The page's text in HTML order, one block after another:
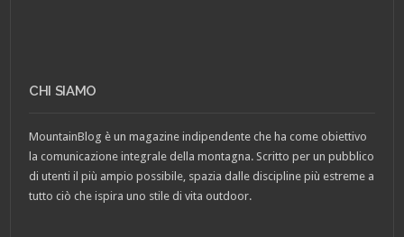
CHI SIAMO
MountainBlog è un magazine indipendente che ha come obiettivo
la comunicazione integrale della montagna. Scritto per un pubblico
di utenti il più ampio possibile, spazia dalle discipline più estreme a
tutto ciò che ispira uno stile di vita outdoor.